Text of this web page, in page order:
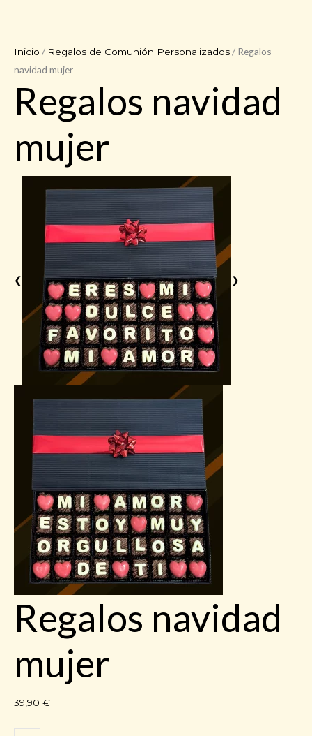
Inicio / Regalos de Comunión Personalizados/ Regalos
navidad mujer
Regalos navidad
mujer
❮ ❯
Regalos navidad
mujer
39,90 €